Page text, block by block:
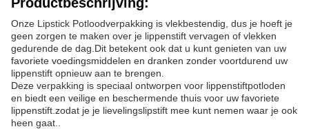
Onze Lipstick Potloodverpakking is vlekbestendig, dus je hoeft je
geen zorgen te maken over je lippenstift vervagen of vlekken
gedurende de dag.Dit betekent ook dat u kunt genieten van uw
favoriete voedingsmiddelen en dranken zonder voortdurend uw
lippenstift opnieuw aan te brengen.
Deze verpakking is speciaal ontworpen voor lippenstiftpotloden
en biedt een veilige en beschermende thuis voor uw favoriete
lippenstift.zodat je je lievelingslipstift mee kunt nemen waar je ook
heen gaat..